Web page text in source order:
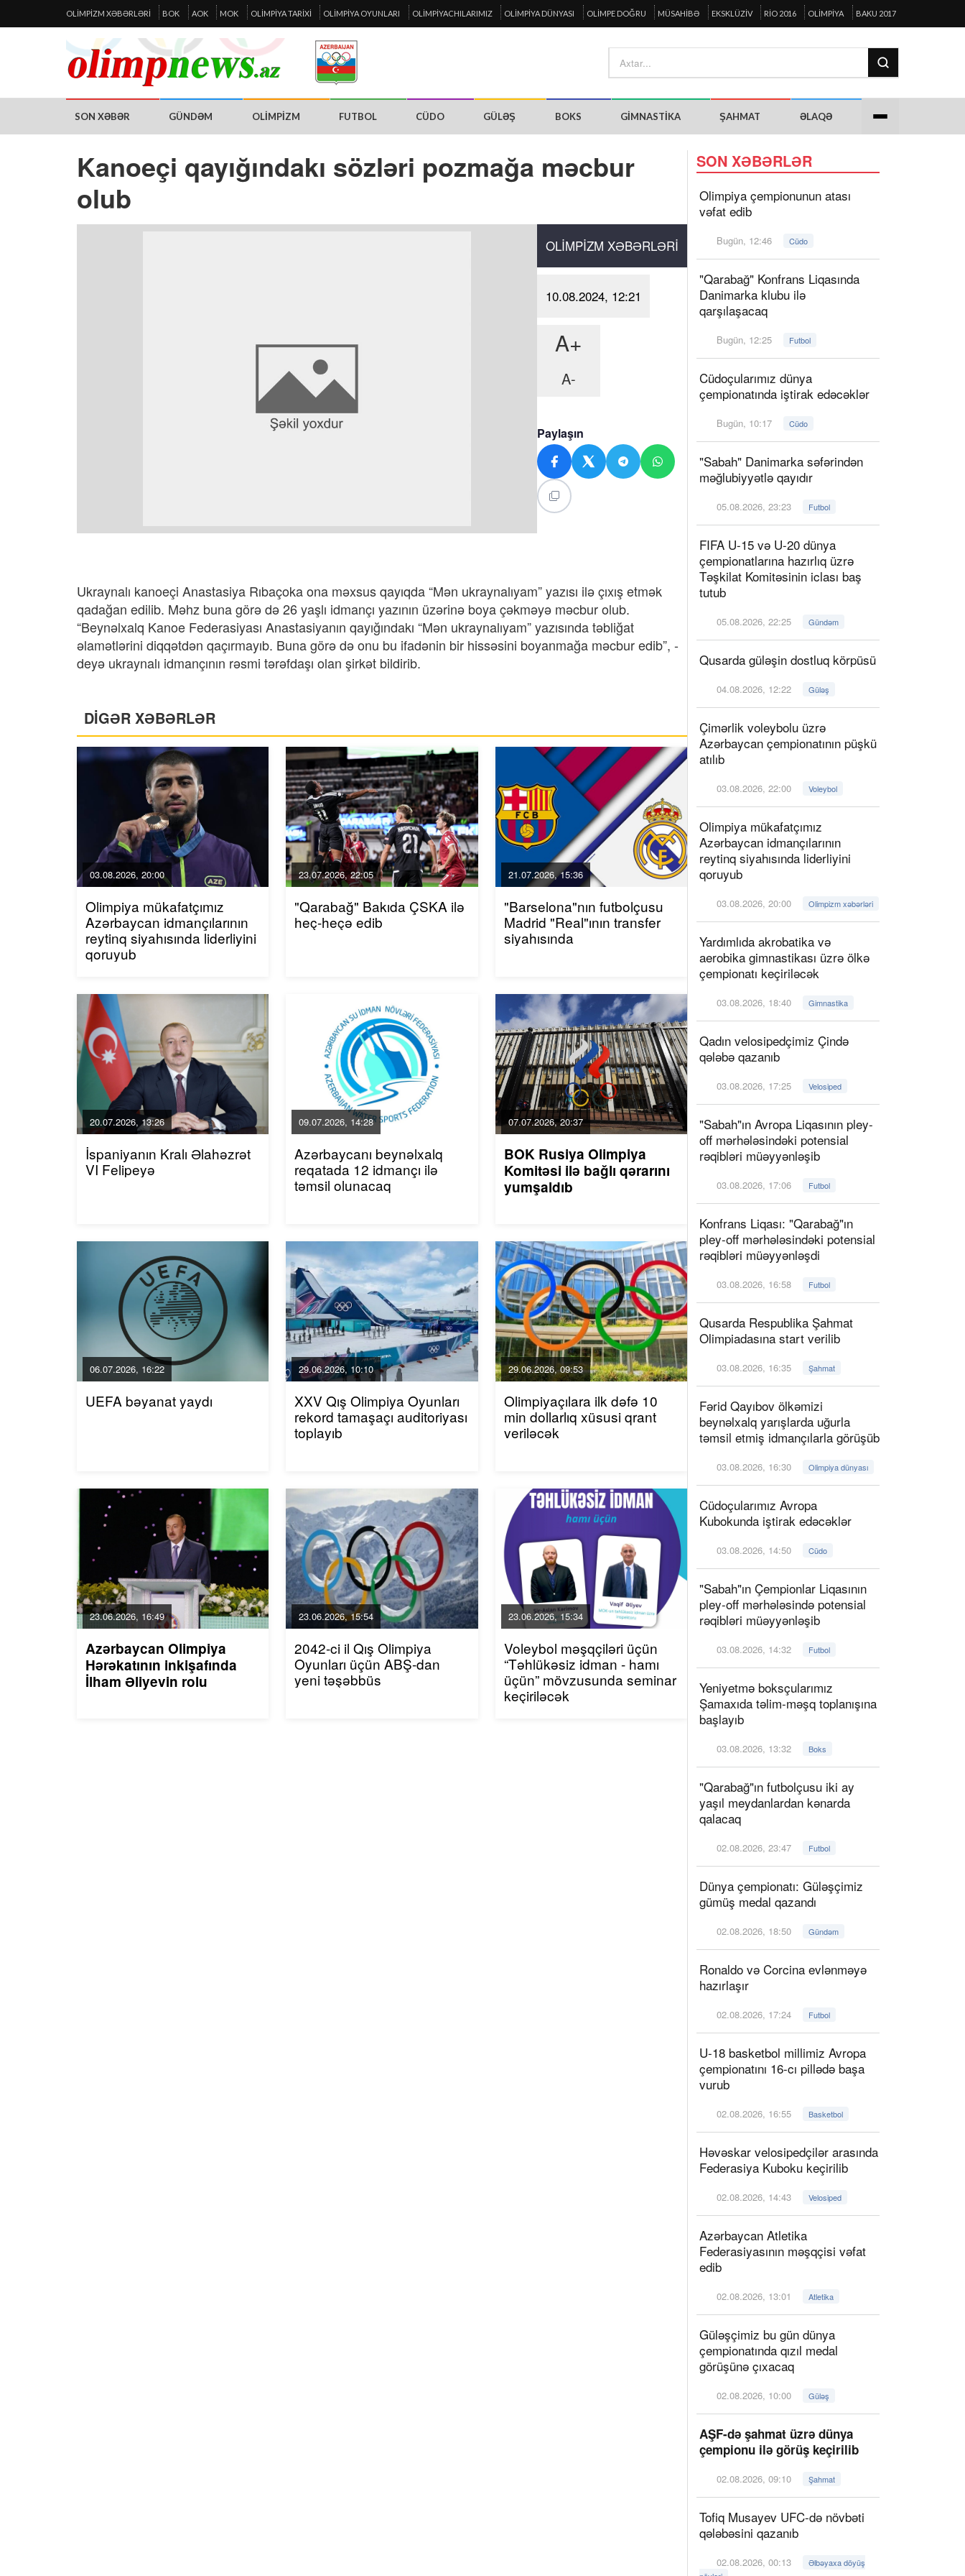
OLIMPIZM XƏBƏRLƏRI BOK AOK MOK OLIMPIYA TARIXI OLIMPIYA OYUNLARI OLIMPIYACHILARIMIZ OLIMPIYA DÜNYASI OLIMPE DOĞRU MÜSAHIBƏ EKSKLÜZIV RIO 2016 OLIMPIYA BAKU 2017
SON XƏBƏR GÜNDƏM OLIMPIZM FUTBOL CÜDO GÜLƏŞ BOKS GIMNASTIKA ŞAHMAT ƏLAQƏ
Kanoeçi qayığındakı sözləri pozmağa məcbur
olub
OLIMPIZM XƏBƏRLƏRI
10.08.2024, 12:21
A+
A-
Paylaşın
Ukraynalı kanoeçi Anastasiya Rıbaçoka ona məxsus qayıqda “Mən ukraynalıyam” yazısı ilə çıxış etmək
qadağan edilib. Məhz buna görə də 26 yaşlı idmançı yazının üzərinə boya çəkməyə məcbur olub.
“Beynəlxalq Kanoe Federasiyası Anastasiyanın qayığındakı “Mən ukraynalıyam” yazısında təbliğat
əlamətlərini diqqətdən qaçırmayıb. Buna görə də onu bu ifadənin bir hissəsini boyanmağa məcbur edib”, -
deyə ukraynalı idmançının rəsmi tərəfdaşı olan şirkət bildirib.
DİGƏR XƏBƏRLƏR
03.08.2026, 20:00
Olimpiya mükafatçımız
Azərbaycan idmançılarının
reytinq siyahısında liderliyini
qoruyub
23.07.2026, 22:05
"Qarabağ" Bakıda ÇSKA ilə
heç-heçə edib
21.07.2026, 15:36
"Barselona"nın futbolçusu
Madrid "Real"ının transfer
siyahısında
20.07.2026, 13:26
İspaniyanın Kralı Əlahəzrət
VI Felipeyə
09.07.2026, 14:28
Azərbaycanı beynəlxalq
reqatada 12 idmançı ilə
təmsil olunacaq
07.07.2026, 20:37
BOK Rusiya Olimpiya
Komitəsi ilə bağlı qərarını
yumşaldıb
06.07.2026, 16:22
UEFA bəyanat yaydı
29.06.2026, 10:10
XXV Qış Olimpiya Oyunları
rekord tamaşaçı auditoriyası
toplayıb
29.06.2026, 09:53
Olimpiyaçılara ilk dəfə 10
min dollarlıq xüsusi qrant
veriləcək
23.06.2026, 16:49
Azərbaycan Olimpiya
Hərəkatının inkişafında
İlham Əliyevin rolu
23.06.2026, 15:54
2042-ci il Qış Olimpiya
Oyunları üçün ABŞ-dan
yeni təşəbbüs
23.06.2026, 15:34
Voleybol məşqçiləri üçün
“Təhlükəsiz idman - hamı
üçün” mövzusunda seminar
keçiriləcək
SON XƏBƏRLƏR
Olimpiya çempionunun atası
vəfat edib
Bugün, 12:46 Cüdo
"Qarabağ" Konfrans Liqasında
Danimarka klubu ilə
qarşılaşacaq
Bugün, 12:25 Futbol
Cüdoçularımız dünya
çempionatında iştirak edəcəklər
Bugün, 10:17 Cüdo
"Sabah" Danimarka səfərindən
məğlubiyyətlə qayıdır
05.08.2026, 23:23 Futbol
FIFA U-15 və U-20 dünya
çempionatlarına hazırlıq üzrə
Təşkilat Komitəsinin iclası baş
tutub
05.08.2026, 22:25 Gündəm
Qusarda güləşin dostluq körpüsü
04.08.2026, 12:22 Güləş
Çimərlik voleybolu üzrə
Azərbaycan çempionatının püşkü
atılıb
03.08.2026, 22:00 Voleybol
Olimpiya mükafatçımız
Azərbaycan idmançılarının
reytinq siyahısında liderliyini
qoruyub
03.08.2026, 20:00 Olimpizm xəbərləri
Yardımlıda akrobatika və
aerobika gimnastikası üzrə ölkə
çempionatı keçiriləcək
03.08.2026, 18:40 Gimnastika
Qadın velosipedçimiz Çində
qələbə qazanıb
03.08.2026, 17:25 Velosiped
"Sabah"ın Avropa Liqasının pley-
off mərhələsindəki potensial
rəqibləri müəyyənləşib
03.08.2026, 17:06 Futbol
Konfrans Liqası: "Qarabağ"ın
pley-off mərhələsindəki potensial
rəqibləri müəyyənləşdi
03.08.2026, 16:58 Futbol
Qusarda Respublika Şahmat
Olimpiadasına start verilib
03.08.2026, 16:35 Şahmat
Fərid Qayıbov ölkəmizi
beynəlxalq yarışlarda uğurla
təmsil etmiş idmançılarla görüşüb
03.08.2026, 16:30 Olimpiya dünyası
Cüdoçularımız Avropa
Kubokunda iştirak edəcəklər
03.08.2026, 14:50 Cüdo
"Sabah"ın Çempionlar Liqasının
pley-off mərhələsində potensial
rəqibləri müəyyənləşib
03.08.2026, 14:32 Futbol
Yeniyetmə boksçularımız
Şamaxıda təlim-məşq toplanışına
başlayıb
03.08.2026, 13:32 Boks
"Qarabağ"ın futbolçusu iki ay
yaşıl meydanlardan kənarda
qalacaq
02.08.2026, 23:47 Futbol
Dünya çempionatı: Güləşçimiz
gümüş medal qazandı
02.08.2026, 18:50 Gündəm
Ronaldo və Corcina evlənməyə
hazırlaşır
02.08.2026, 17:24 Futbol
U-18 basketbol millimiz Avropa
çempionatını 16-cı pillədə başa
vurub
02.08.2026, 16:55 Basketbol
Həvəskar velosipedçilər arasında
Federasiya Kuboku keçirilib
02.08.2026, 14:43 Velosiped
Azərbaycan Atletika
Federasiyasının məşqçisi vəfat
edib
02.08.2026, 13:01 Atletika
Güləşçimiz bu gün dünya
çempionatında qızıl medal
görüşünə çıxacaq
02.08.2026, 10:00 Güləş
AŞF-də şahmat üzrə dünya
çempionu ilə görüş keçirilib
02.08.2026, 09:10 Şahmat
Tofiq Musayev UFC-də növbəti
qələbəsini qazanıb
02.08.2026, 00:13
Əlbəyaxa döyüş